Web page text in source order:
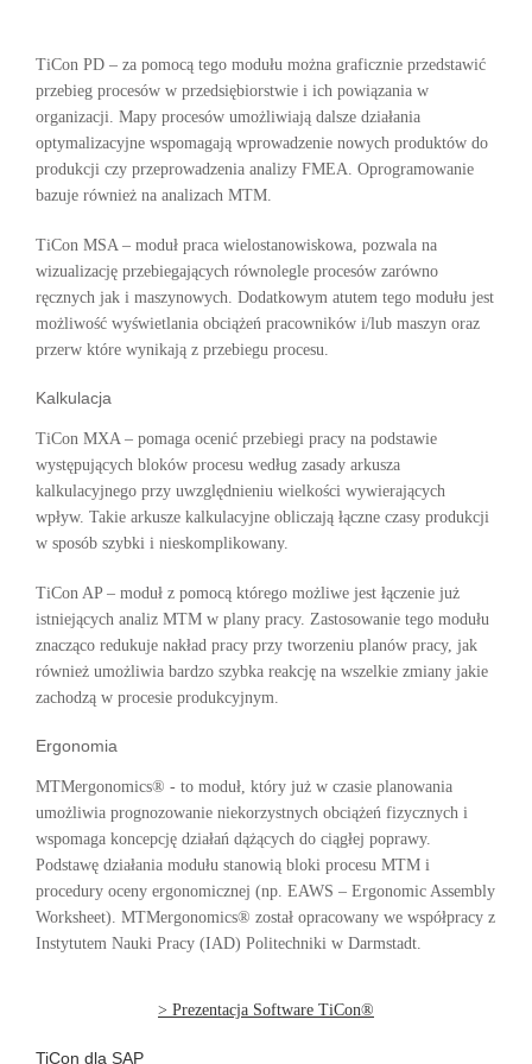
TiCon PD – za pomocą tego modułu można graficznie przedstawić
przebieg procesów w przedsiębiorstwie i ich powiązania w
organizacji. Mapy procesów umożliwiają dalsze działania
optymalizacyjne wspomagają wprowadzenie nowych produktów do
produkcji czy przeprowadzenia analizy FMEA. Oprogramowanie
bazuje również na analizach MTM.
TiCon MSA – moduł praca wielostanowiskowa, pozwala na
wizualizację przebiegających równolegle procesów zarówno
ręcznych jak i maszynowych. Dodatkowym atutem tego modułu jest
możliwość wyświetlania obciążeń pracowników i/lub maszyn oraz
przerw które wynikają z przebiegu procesu.
Kalkulacja
TiCon MXA – pomaga ocenić przebiegi pracy na podstawie
występujących bloków procesu według zasady arkusza
kalkulacyjnego przy uwzględnieniu wielkości wywierających
wpływ. Takie arkusze kalkulacyjne obliczają łączne czasy produkcji
w sposób szybki i nieskomplikowany.
TiCon AP – moduł z pomocą którego możliwe jest łączenie już
istniejących analiz MTM w plany pracy. Zastosowanie tego modułu
znacząco redukuje nakład pracy przy tworzeniu planów pracy, jak
również umożliwia bardzo szybka reakcję na wszelkie zmiany jakie
zachodzą w procesie produkcyjnym.
Ergonomia
MTMergonomics® - to moduł, który już w czasie planowania
umożliwia prognozowanie niekorzystnych obciążeń fizycznych i
wspomaga koncepcję działań dążących do ciągłej poprawy.
Podstawę działania modułu stanowią bloki procesu MTM i
procedury oceny ergonomicznej (np. EAWS – Ergonomic Assembly
Worksheet). MTMergonomics® został opracowany we współpracy z
Instytutem Nauki Pracy (IAD) Politechniki w Darmstadt.
> Prezentacja Software TiCon®
TiCon dla SAP